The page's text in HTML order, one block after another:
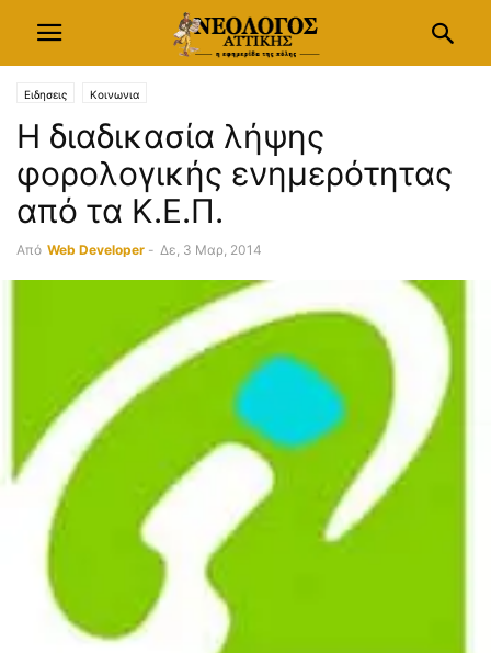
Ειδησεις Κοινωνια
Η διαδικασία λήψης
φορολογικής ενημερότητας
από τα Κ.Ε.Π.
Από Web Developer - Δε, 3 Μαρ, 2014